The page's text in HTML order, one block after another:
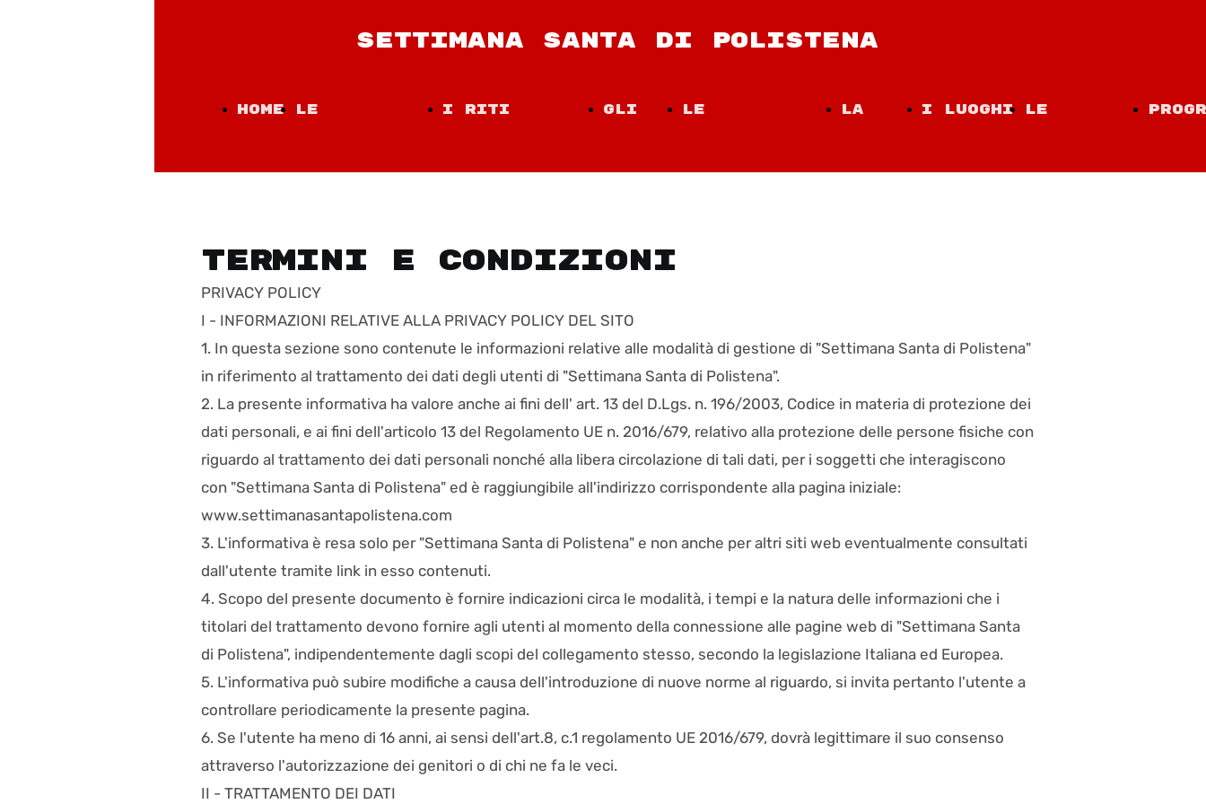
SETTIMANA SANTA DI POLISTENA
Home Le I Riti Gli Le La I Luoghi Le
Termini e Condizioni
PRIVACY POLICY
I - INFORMAZIONI RELATIVE ALLA PRIVACY POLICY DEL SITO
1. In questa sezione sono contenute le informazioni relative alle modalità di gestione di "Settimana Santa di Polistena"
in riferimento al trattamento dei dati degli utenti di "Settimana Santa di Polistena".
2. La presente informativa ha valore anche ai fini dell' art. 13 del D.Lgs. n. 196/2003, Codice in materia di protezione dei
dati personali, e ai fini dell'articolo 13 del Regolamento UE n. 2016/679, relativo alla protezione delle persone fisiche con
riguardo al trattamento dei dati personali nonché alla libera circolazione di tali dati, per i soggetti che interagiscono
con "Settimana Santa di Polistena" ed è raggiungibile all'indirizzo corrispondente alla pagina iniziale:
www.settimanasantapolistena.com
3. L'informativa è resa solo per "Settimana Santa di Polistena" e non anche per altri siti web eventualmente consultati
dall'utente tramite link in esso contenuti.
4. Scopo del presente documento è fornire indicazioni circa le modalità, i tempi e la natura delle informazioni che i
titolari del trattamento devono fornire agli utenti al momento della connessione alle pagine web di "Settimana Santa
di Polistena", indipendentemente dagli scopi del collegamento stesso, secondo la legislazione Italiana ed Europea.
5. L'informativa può subire modifiche a causa dell'introduzione di nuove norme al riguardo, si invita pertanto l'utente a
controllare periodicamente la presente pagina.
6. Se l'utente ha meno di 16 anni, ai sensi dell'art.8, c.1 regolamento UE 2016/679, dovrà legittimare il suo consenso
attraverso l'autorizzazione dei genitori o di chi ne fa le veci.
II - TRATTAMENTO DEI DATI